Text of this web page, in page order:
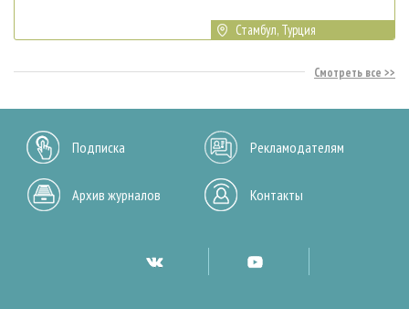
Стамбул, Турция
Смотреть все
Подписка Рекламодателям
Архив журналов Контакты